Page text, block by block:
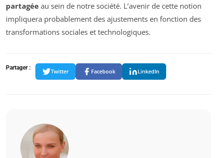
partagée au sein de notre société. L’avenir de cette notion
impliquera probablement des ajustements en fonction des
transformations sociales et technologiques.
Partager :
Twitter Facebook LinkedIn